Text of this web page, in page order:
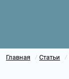
Главная / Статьи /